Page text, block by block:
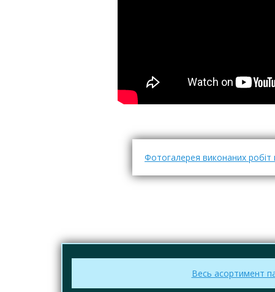
Фотогалерея виконаних робіт
Весь асортимент